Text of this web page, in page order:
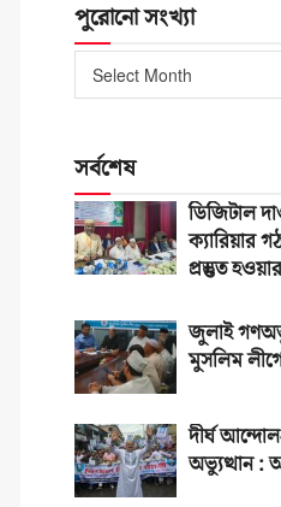
পুরোনো সংখ্যা
পুরোনো
সংখ্যা
Select Month
সর্বশেষ
ডিজিটাল
ক্যারিয়ার
প্রস্তুত
জুলাই
মুসলিম
দীর্ঘ
অভ্যুত্থান :